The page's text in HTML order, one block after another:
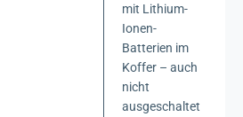
mit Lithium-
Ionen-
Batterien im
Koffer – auch
nicht
ausgeschaltet